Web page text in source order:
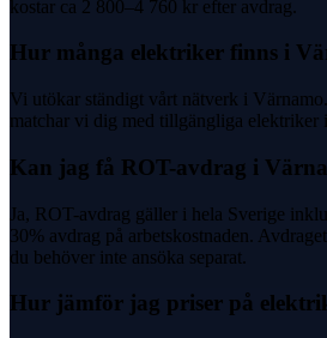
kostar ca 2 800–4 760 kr efter avdrag.
Hur många elektriker finns i
Vi utökar ständigt vårt nätverk i
matchar vi dig med tillgängliga elektriker
Kan jag få ROT-avdrag i
Ja, ROT-avdrag gäller i hela Sverige
30% avdrag på arbetskostnaden.
du behöver inte ansöka separat.
Hur jämför jag priser på